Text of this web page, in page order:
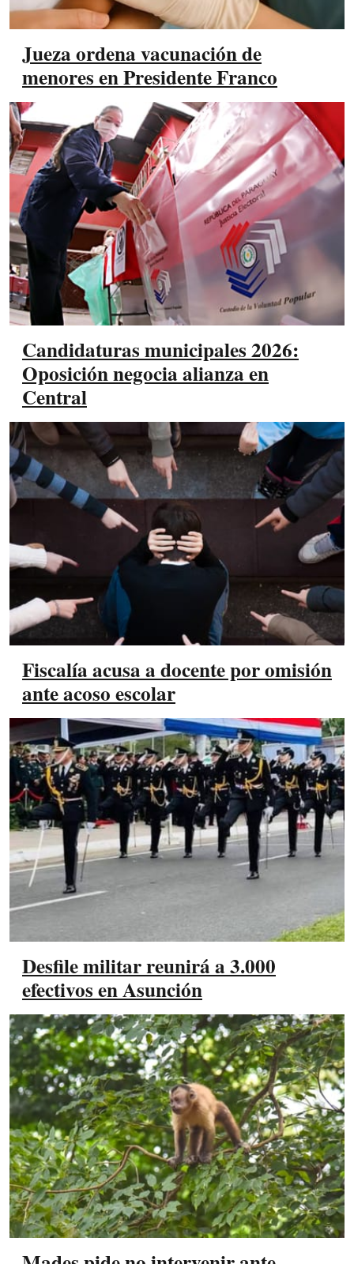
Jueza ordena vacunación de
menores en Presidente Franco
Candidaturas municipales 2026:
Oposición negocia alianza en
Central
Fiscalía acusa a docente por omisión
ante acoso escolar
Desfile militar reunirá a 3.000
efectivos en Asunción